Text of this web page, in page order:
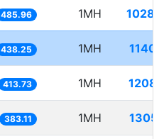
485.96 1MH
438.25 1MH
413.73 1MH
383.11 1MH